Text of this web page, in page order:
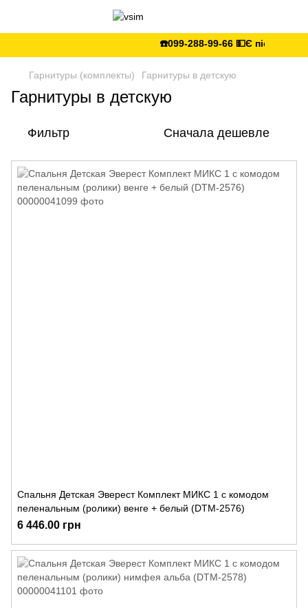
☎️099-288-99-66 💵Є післяплата
Гарнитуры (комплекты) Гарнитуры в детскую
Гарнитуры в детскую
Фильтр Сначала дешевле
Спальня Детская Эверест Комплект МИКС 1 с комодом
пеленальным (ролики) венге + белый (DTM-2576)
6 446.00 грн